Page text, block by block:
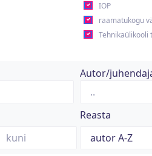
IOP
raamatukogu
Tehnikaülikooli
Autor/
Reasta